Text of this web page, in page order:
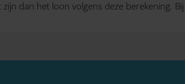
dan het loon volgens deze berekening.